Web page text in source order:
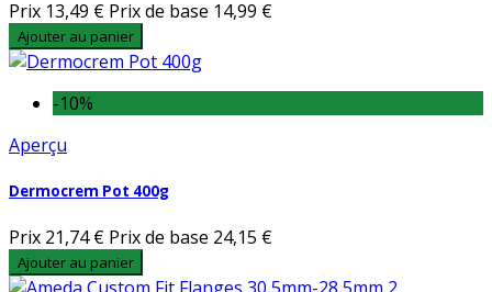
Prix 13,49 € Prix de base 14,99 €
Ajouter au panier
-10%
Aperçu
Dermocrem Pot 400g
Prix 21,74 € Prix de base 24,15 €
Ajouter au panier